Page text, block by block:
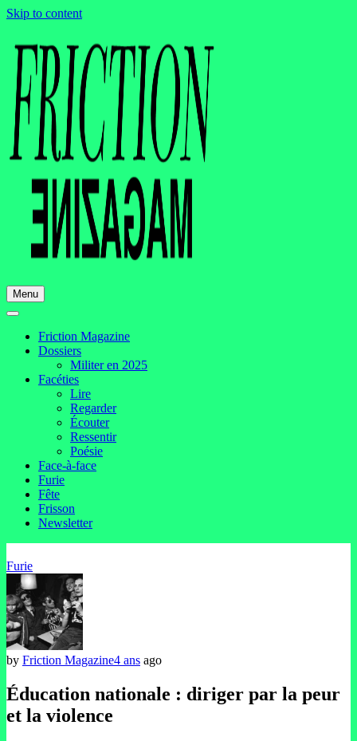
Skip to content
Menu
Friction Magazine
Dossiers
Militer en 2025
Facéties
Lire
Regarder
Écouter
Ressentir
Poésie
Face-à-face
Furie
Fête
Frisson
Newsletter
Furie
by Friction Magazine4 ans ago
Éducation nationale : diriger par la peur
et la violence